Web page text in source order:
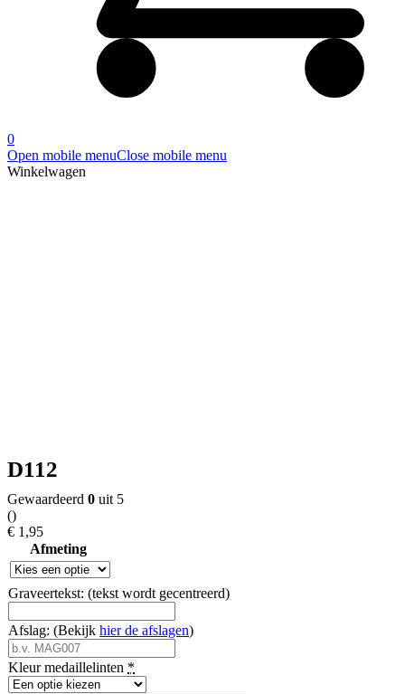
0
Open mobile menuClose mobile menu
Winkelwagen
D112
Gewaardeerd 0 uit 5
()
€ 1,95
Afmeting
Graveertekst: (tekst wordt gecentreerd)
Afslag: (Bekijk hier de afslagen)
Kleur medaillelinten *